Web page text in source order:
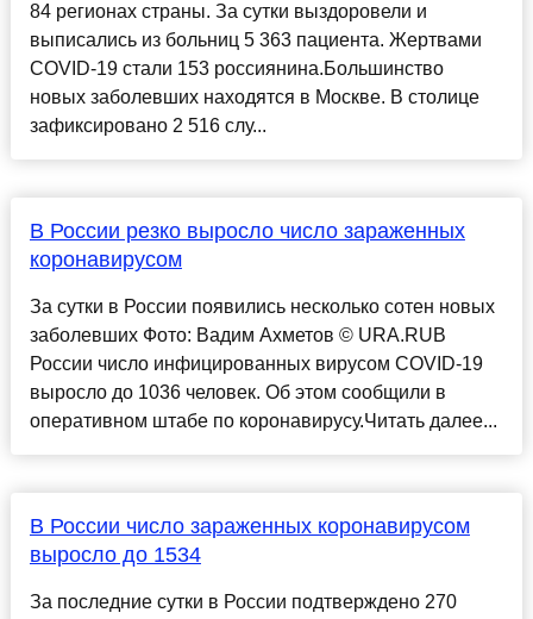
84 регионах страны. За сутки выздоровели и
выписались из больниц 5 363 пациента. Жертвами
COVID-19 стали 153 россиянина.Большинство
новых заболевших находятся в Москве. В столице
зафиксировано 2 516 слу...
В России резко выросло число зараженных
коронавирусом
За сутки в России появились несколько сотен новых
заболевших Фото: Вадим Ахметов © URA.RUВ
России число инфицированных вирусом COVID-19
выросло до 1036 человек. Об этом сообщили в
оперативном штабе по коронавирусу.Читать далее...
В России число зараженных коронавирусом
выросло до 1534
За последние сутки в России подтверждено 270